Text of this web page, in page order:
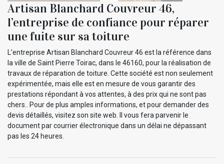
Artisan Blanchard Couvreur 46,
l’entreprise de confiance pour réparer
une fuite sur sa toiture
L’entreprise Artisan Blanchard Couvreur 46 est la référence dans
la ville de Saint Pierre Toirac, dans le 46160, pour la réalisation de
travaux de réparation de toiture. Cette société est non seulement
expérimentée, mais elle est en mesure de vous garantir des
prestations répondant à vos attentes, à des prix qui ne sont pas
chers.. Pour de plus amples informations, et pour demander des
devis détaillés, visitez son site web. Il vous fera parvenir le
document par courrier électronique dans un délai ne dépassant
pas les 24 heures.